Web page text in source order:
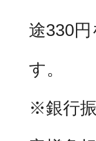
途330
す。
※銀行